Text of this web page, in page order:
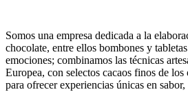
Somos una empresa dedicada a la
chocolate, entre ellos bombones y
emociones; combinamos las técnicas
Europea, con selectos cacaos finos de
para ofrecer experiencias únicas en